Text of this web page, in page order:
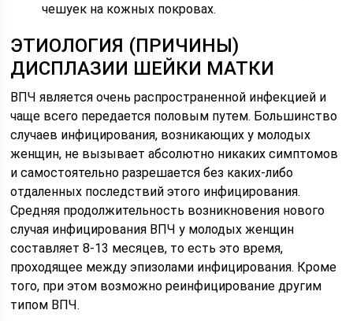
чешуек на кожных покровах.
ЭТИОЛОГИЯ (ПРИЧИНЫ)
ДИСПЛАЗИИ ШЕЙКИ МАТКИ
ВПЧ является очень распространенной инфекцией и
чаще всего передается половым путем. Большинство
случаев инфицирования, возникающих у молодых
женщин, не вызывает абсолютно никаких симптомов
и самостоятельно разрешается без каких-либо
отдаленных последствий этого инфицирования.
Средняя продолжительность возникновения нового
случая инфицирования ВПЧ у молодых женщин
составляет 8-13 месяцев, то есть это время,
проходящее между эпизолами инфицирования. Кроме
того, при этом возможно реинфицирование другим
типом ВПЧ.